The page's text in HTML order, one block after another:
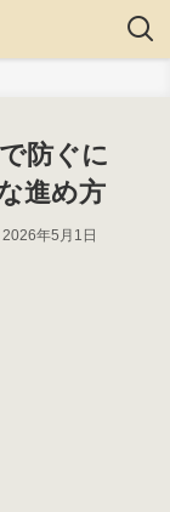
防ぐに
進め方
2026年5月1日